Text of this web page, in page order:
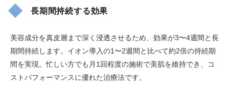
長期間持続する効果
美容成分を真皮層まで深く浸透させるため、効果が3〜4週間と長
期間持続します。イオン導入の1〜2週間と比べて約2倍の持続期
間を実現。忙しい方でも月1回程度の施術で美肌を維持でき、コ
ストパフォーマンスに優れた治療法です。